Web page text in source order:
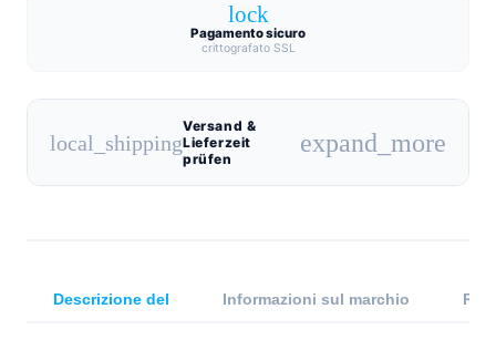
lock
Pagamento sicuro
crittografato SSL
local_shipping
Versand &
Lieferzeit
prüfen
expand_more
Descrizione del Informazioni sul marchio